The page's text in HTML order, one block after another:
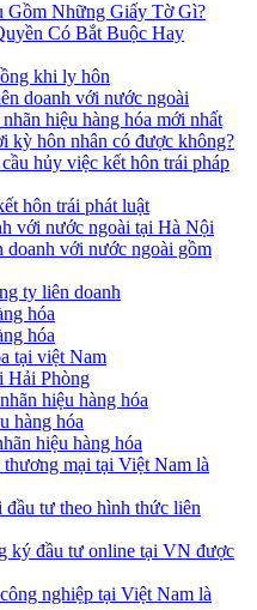
Những Giấy Tờ Gì?
Có Bắt Buộc Hay
khi ly hôn
doanh với nước ngoài
hiệu hàng hóa mới nhất
kỳ hôn nhân có được không?
hủy việc kết hôn trái pháp
hôn trái phát luật
với nước ngoài tại Hà Nội
doanh với nước ngoài gồm
ty liên doanh
hóa
hóa
tại việt Nam
Hải Phòng
hiệu hàng hóa
hàng hóa
hiệu hàng hóa
mại tại Việt Nam là
tư theo hình thức liên
ký đầu tư online tại VN được
nghiệp tại Việt Nam là